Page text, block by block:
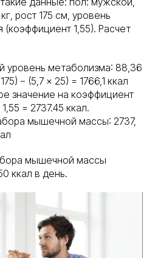
рост 175 см, уровень
(коэффициент 1,55). Расчет
уровень метаболизма: 88,36
− (5,7 × 25) = 1766,1 ккал
значение на коэффициент
= 2737.45 ккал.
мышечной массы: 2737,
мышечной массы
ккал в день.